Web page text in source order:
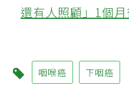
還有人照顧」1個
咽喉癌 下咽癌